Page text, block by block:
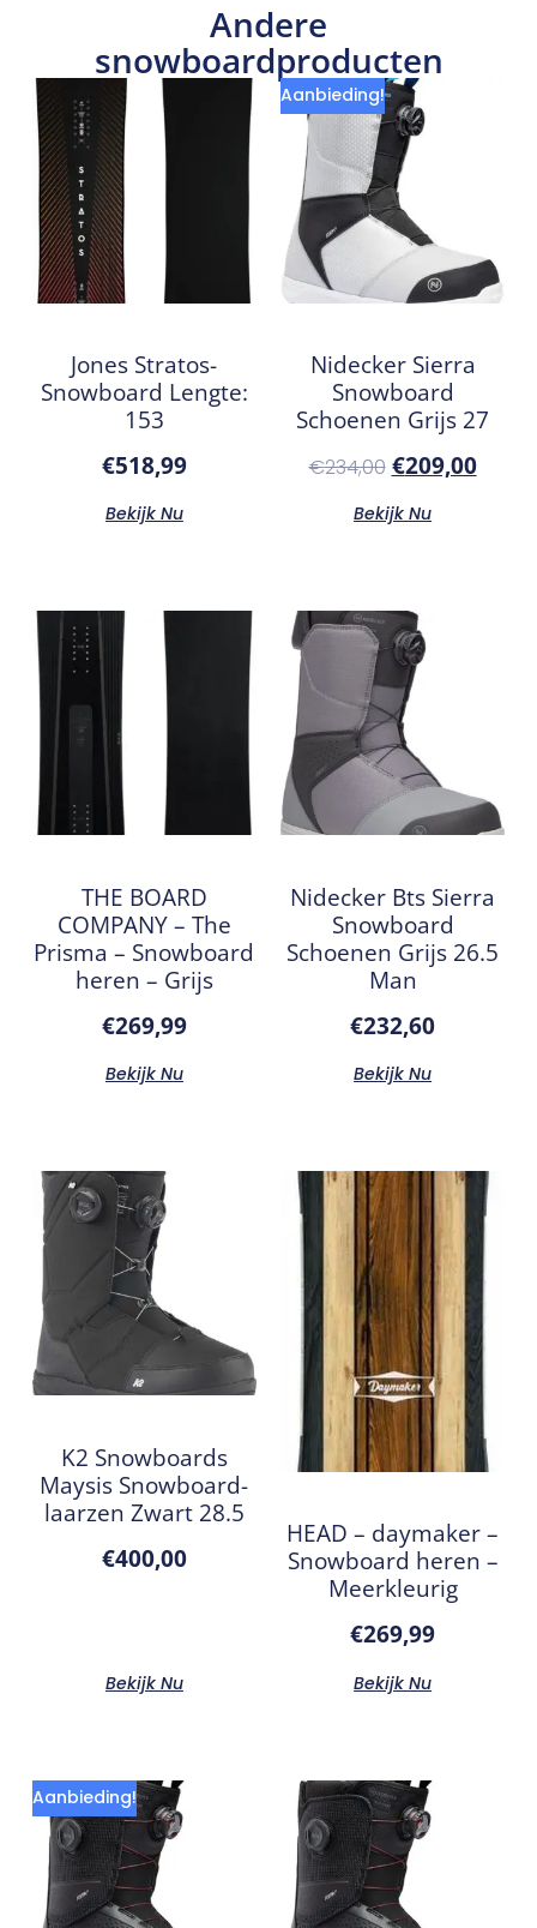
Andere
snowboardproducten
Jones Stratos-
Snowboard Lengte:
153
€518,99
Bekijk Nu
Aanbieding!
Nidecker Sierra
Snowboard
Schoenen Grijs 27
€234,00 €209,00
Bekijk Nu
THE BOARD
COMPANY – The
Prisma – Snowboard
heren – Grijs
€269,99
Bekijk Nu
Nidecker Bts Sierra
Snowboard
Schoenen Grijs 26.5
Man
€232,60
Bekijk Nu
K2 Snowboards
Maysis Snowboard-
laarzen Zwart 28.5
€400,00
Bekijk Nu
HEAD – daymaker –
Snowboard heren –
Meerkleurig
€269,99
Bekijk Nu
Aanbieding!